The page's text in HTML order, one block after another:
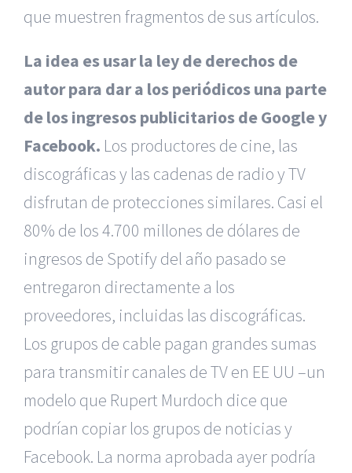
que muestren fragmentos de sus artículos.
La idea es usar la ley de derechos de
autor para dar a los periódicos una parte
de los ingresos publicitarios de Google y
Facebook. Los productores de cine, las
discográficas y las cadenas de radio y TV
disfrutan de protecciones similares. Casi el
80% de los 4.700 millones de dólares de
ingresos de Spotify del año pasado se
entregaron directamente a los
proveedores, incluidas las discográficas.
Los grupos de cable pagan grandes sumas
para transmitir canales de TV en EE UU –un
modelo que Rupert Murdoch dice que
podrían copiar los grupos de noticias y
Facebook. La norma aprobada ayer podría